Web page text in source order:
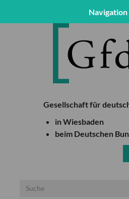
Navigation
Gesellschaft für
in Wiesbaden
beim Deutschen